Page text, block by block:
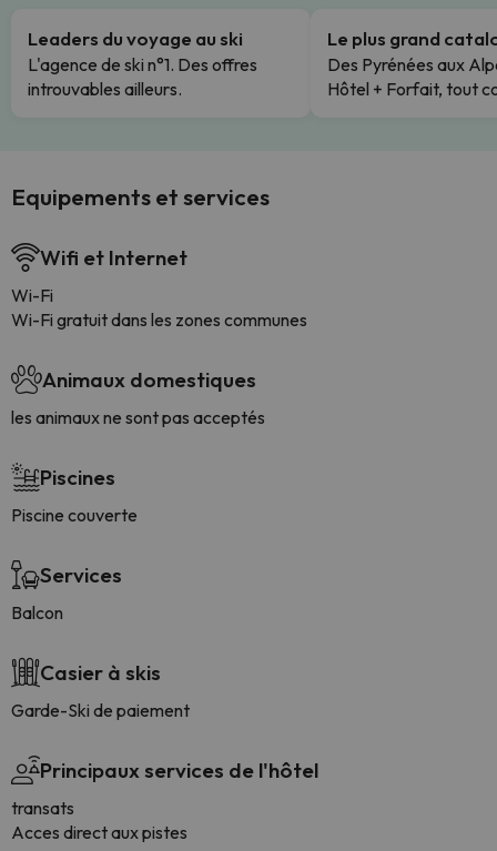
Leaders du voyage au ski
L'agence de ski n°1. Des offres
introuvables ailleurs.
Le plus grand
Des Pyrénées aux
Hôtel + Forfait, tout
Equipements et services
Wifi et Internet
Wi-Fi
Wi-Fi gratuit dans les zones communes
Animaux domestiques
les animaux ne sont pas acceptés
Piscines
Piscine couverte
Services
Balcon
Casier à skis
Garde-Ski de paiement
Principaux services de l'hôtel
transats
Acces direct aux pistes